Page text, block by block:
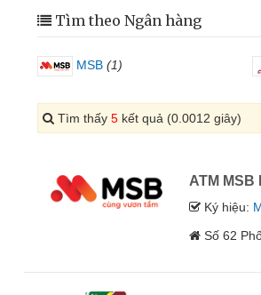
Tìm theo Ngân hàng
MSB (1)
Tìm thấy 5 kết quả (0.0012 giây)
ATM
Ký hiệu:
Số 62